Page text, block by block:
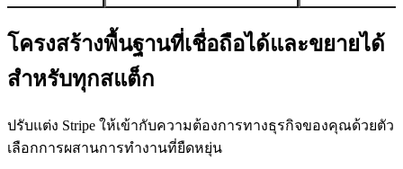
โครงสร้างพื้นฐานที่เชื่อถือได้และขยายได้
สำหรับทุกสแต็ก
ปรับแต่ง Stripe ให้เข้ากับความต้องการทางธุรกิจของคุณด้วยตัว
เลือกการผสานการทำงานที่ยืดหยุ่น